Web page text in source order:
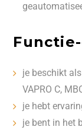
je beschikt
VAPRO C,
je hebt
je bent in het